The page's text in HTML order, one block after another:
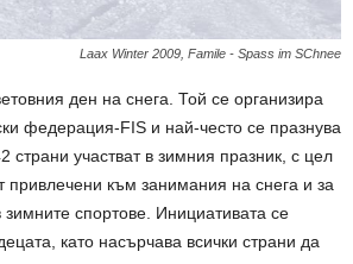
Laax Winter 2009, Famile - Spass im SChnee
ден на снега. Той се организира
федерация-FIS и най-често се празнува
страни участват в зимния празник, с цел
привлечени към занимания на снега и за
спортове. Инициативата се
като насърчава всички страни да